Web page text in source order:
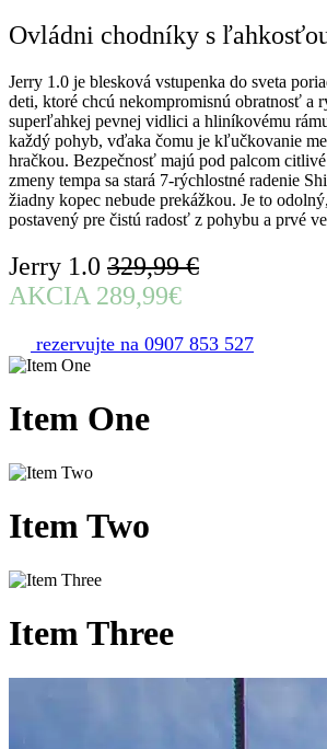
Ovládni chodníky s
Jerry 1.0 je blesková vstupenka do sveta
deti, ktoré chcú nekompromisnú obratnosť a
superľahkej pevnej vidlici a hliníkovému
každý pohyb, vďaka čomu je kľučkovanie
hračkou. Bezpečnosť majú pod palcom
zmeny tempa sa stará 7-rýchlostné radenie
žiadny kopec nebude prekážkou. Je to
postavený pre čistú radosť z pohybu a prvé
Jerry 1.0 329,99 €
AKCIA 289,99€
rezervujte na 0907 853 527
Item One
ItemTwo
Item Three